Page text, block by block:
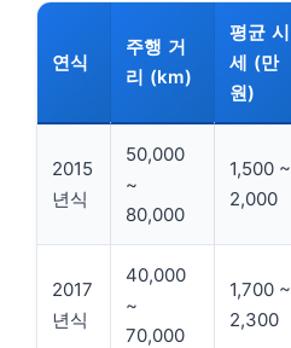
연식
주행 거
리 (km)
평균 시
세 (만
원)
2015
년식
50,000
~
80,000
1,500 ~
2,000
2017
년식
40,000
~
70,000
1,700 ~
2,300